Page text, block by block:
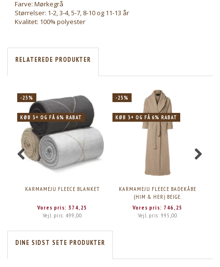
Farve: Mørkegrå
Størrelser: 1-2, 3-4, 5-7, 8-10 og 11-13 år
Kvalitet: 100% polyester
RELATEREDE PRODUKTER
-25%
KØB 3+ OG FÅ 6% RABAT
KARMAMEJU FLEECE BLANKET
Vores pris: 374,25
Vejl. pris: 499,00
-25%
KØB 3+ OG FÅ 6% RABAT
KARMAMEJU FLEECE BADEKÅBE
(HIM & HER) BEIGE.
Vores pris: 746,25
Vejl. pris: 995,00
DINE SIDST SETE PRODUKTER